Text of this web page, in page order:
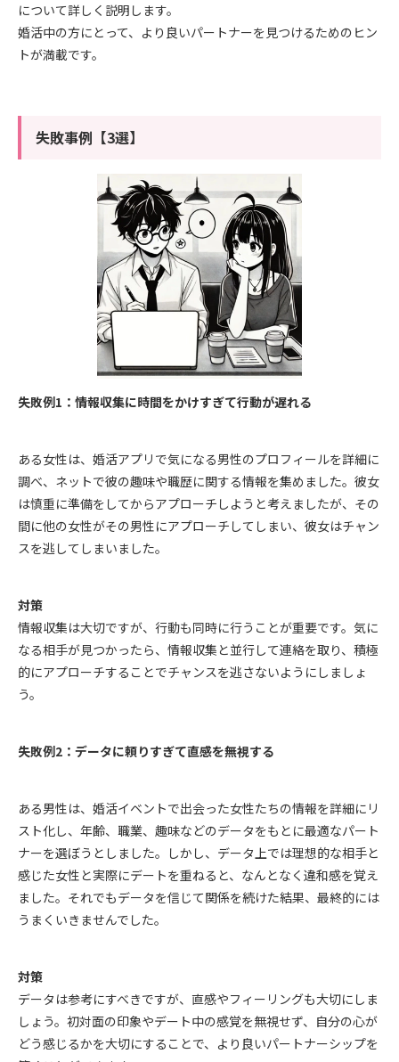
について詳しく説明します。
婚活中の方にとって、より良いパートナーを見つけるためのヒン
トが満載です。
失敗事例【3選】
失敗例1：情報収集に時間をかけすぎて行動が遅れる
ある女性は、婚活アプリで気になる男性のプロフィールを詳細に
調べ、ネットで彼の趣味や職歴に関する情報を集めました。彼女
は慎重に準備をしてからアプローチしようと考えましたが、その
間に他の女性がその男性にアプローチしてしまい、彼女はチャン
スを逃してしまいました。
対策
情報収集は大切ですが、行動も同時に行うことが重要です。気に
なる相手が見つかったら、情報収集と並行して連絡を取り、積極
的にアプローチすることでチャンスを逃さないようにしましょ
う。
失敗例2：データに頼りすぎて直感を無視する
ある男性は、婚活イベントで出会った女性たちの情報を詳細にリ
スト化し、年齢、職業、趣味などのデータをもとに最適なパート
ナーを選ぼうとしました。しかし、データ上では理想的な相手と
感じた女性と実際にデートを重ねると、なんとなく違和感を覚え
ました。それでもデータを信じて関係を続けた結果、最終的には
うまくいきませんでした。
対策
データは参考にすべきですが、直感やフィーリングも大切にしま
しょう。初対面の印象やデート中の感覚を無視せず、自分の心が
どう感じるかを大切にすることで、より良いパートナーシップを